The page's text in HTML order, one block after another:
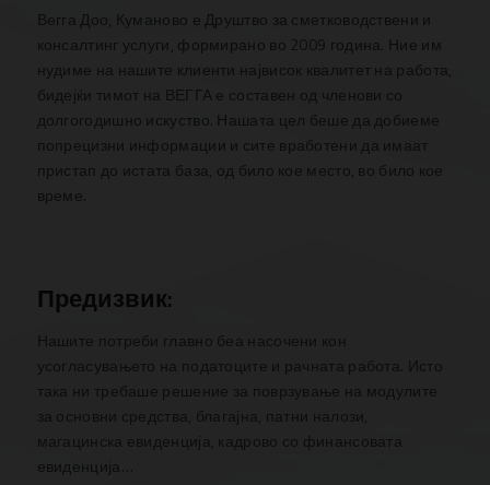
Вегга Доо, Куманово е Друштво за сметководствени и
консалтинг услуги, формирано во 2009 година. Ние им
нудиме на нашите клиенти највисок квалитет на работа,
бидејќи тимот на ВЕГГА е составен од членови со
долгогодишно искуство. Нашата цел беше да добиеме
попрецизни информации и сите вработени да имаат
пристап до истата база, од било кое место, во било кое
време.
Предизвик:
Нашите потреби главно беа насочени кон
усогласувањето на податоците и рачната работа. Исто
така ни требаше решение за поврзување на модулите
за основни средства, благајна, патни налози,
магацинска евиденција, кадрово со финансовата
евиденција…